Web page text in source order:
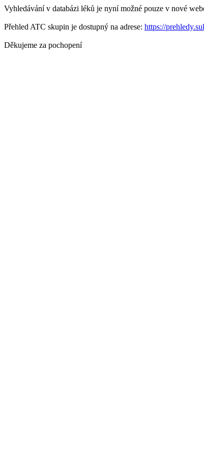
Vyhledávání v databázi léků je nyní možné pouze v nové
Přehled ATC skupin je dostupný na adrese: https://
Děkujeme za pochopení